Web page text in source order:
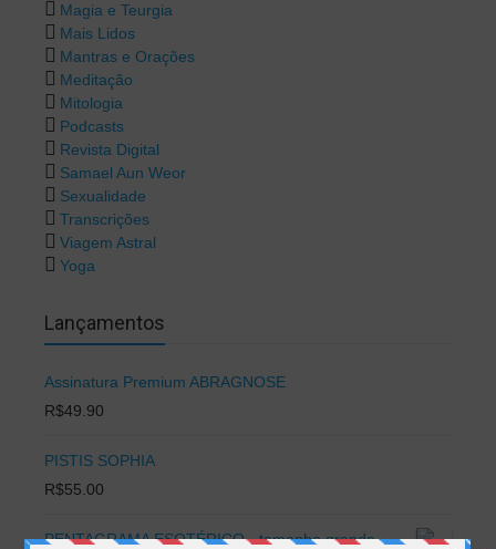
Magia e Teurgia
Mais Lidos
Mantras e Orações
Meditação
Mitologia
Podcasts
Revista Digital
Samael Aun Weor
Sexualidade
Transcrições
Viagem Astral
Yoga
Lançamentos
Assinatura Premium ABRAGNOSE
R$49.90
PISTIS SOPHIA
R$55.00
PENTAGRAMA ESOTÉRICO - tamanho grande